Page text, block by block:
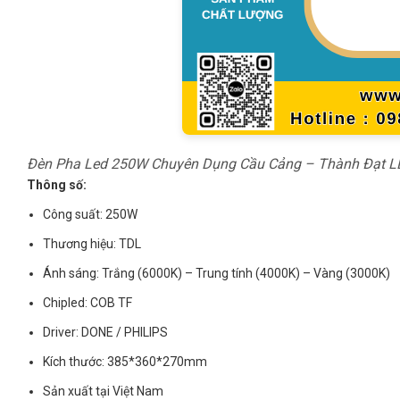
Đèn Pha Led 250W Chuyên Dụng Cầu Cảng – Thành Đạt
Thông số:
Công suất: 250W
Thương hiệu: TDL
Ánh sáng: Trắng (6000K) – Trung tính (4000K) – Vàng (3000K)
Chipled: COB TF
Driver: DONE / PHILIPS
Kích thước: 385*360*270mm
Sản xuất tại Việt Nam